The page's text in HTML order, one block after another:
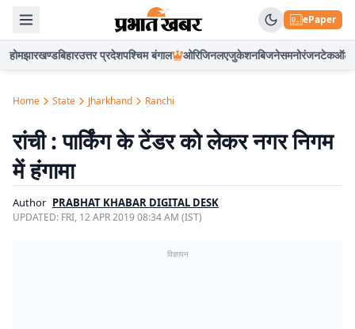
ePaper
होमझारखण्डबिहारउत्तर प्रदेशपश्चिम बंगाल ओरिजिनलएजुकेशनबिजनेसमनोरंजनटेकऑटो
Home State Jharkhand Ranchi
रांची : पार्किंग के टेंडर को लेकर नगर निगम
में हंगामा
Author PRABHAT KHABAR DIGITAL DESK
UPDATED: FRI, 12 APR 2019 08:34 AM (IST)
विज्ञापन